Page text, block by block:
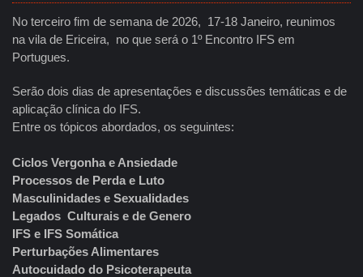
No terceiro fim de semana de 2026, 17-18 Janeiro, reunimos
na vila de Ericeira, no que será o 1º Encontro IFS em
Portugues.
Serão dois dias de apresentações e discussões temáticas e de
aplicação clínica do IFS.
Entre os tópicos abordados, os seguintes:
Ciclos Vergonha e Ansiedade
Processos de Perda e Luto
Masculinidades e Sexualidades
Legados Culturais e de Genero
IFS e IFS Somática
Perturbações Alimentares
Autocuidado do Psicoterapeuta